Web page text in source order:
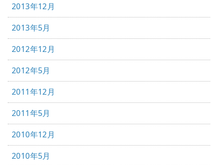
2013年12月
2013年5月
2012年12月
2012年5月
2011年12月
2011年5月
2010年12月
2010年5月